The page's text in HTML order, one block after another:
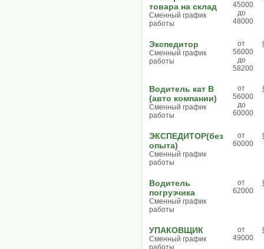
товара на склад
Сменный график
работы
45000
до
48000
Экспедитор
Сменный график
работы
от
56000
до
58200
Водитель кат В
(авто компании)
Сменный график
работы
от
56000
до
60000
ЭКСПЕДИТОР(без
опыта)
Сменный график
работы
от
60000
Водитель
погрузчика
Сменный график
работы
от
62000
УПАКОВЩИК
Сменный график
работы
от
49000